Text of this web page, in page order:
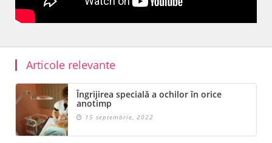
Articole relevante
Îngrijirea specială a ochilor în orice
anotimp
15 septembrie, 2022